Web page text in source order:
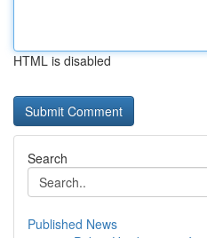
HTML is disabled
Search
Published News